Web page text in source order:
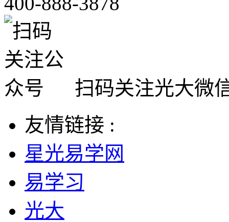
扫码关注光大微
友情链接 :
星光易学网
易学习
光大